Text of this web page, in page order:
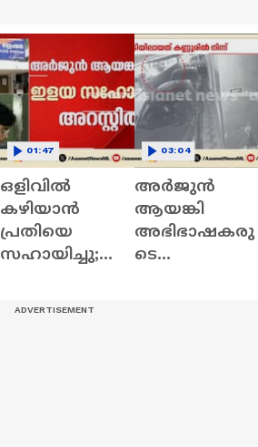
ഒളിവില്‍
കഴിയാന്‍
പ്രതിയെ
സഹായിച്ചു;അ
01:47
അർജുൻ
ആയങ്കി
അഭിഭാഷകരു
ടെ
03:04